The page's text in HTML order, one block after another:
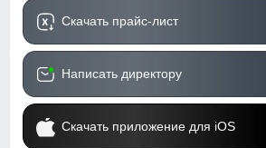
Скачать прайс-лист
Написать директору
Скачать приложение для iOS